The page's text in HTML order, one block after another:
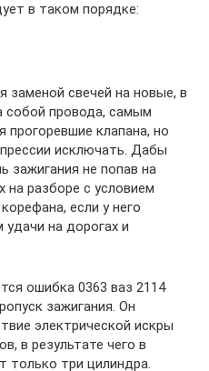
в таком порядке:
заменой свечей на новые, в
собой провода, самым
клапана, но
исключать. Дабы
не попав на
на разборе с условием
если у него
на дорогах и
ошибка 0363 ваз 2114
зажигания. Он
электрической искры
в результате чего в
только три цилиндра.